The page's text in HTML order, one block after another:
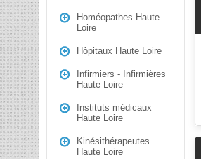
Homéopathes Haute
Loire
Hôpitaux Haute Loire
Infirmiers - Infirmières
Haute Loire
Instituts médicaux
Haute Loire
Kinésithérapeutes
Haute Loire